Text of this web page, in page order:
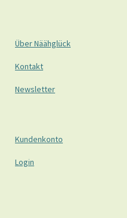
Über Näähglück
Kontakt
Newsletter
Kundenkonto
Login